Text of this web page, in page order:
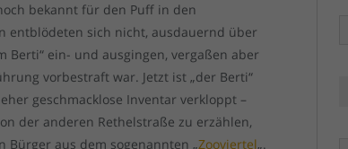
bekannt für den Puff in den
entblödeten sich nicht, ausdauernd über
Berti“ ein- und ausgingen, vergaßen aber
vorbestraft war. Jetzt ist „der Berti“
geschmacklose Inventar verkloppt –
der anderen Rethelstraße zu erzählen,
aus dem sogenannten „Zooviertel„.